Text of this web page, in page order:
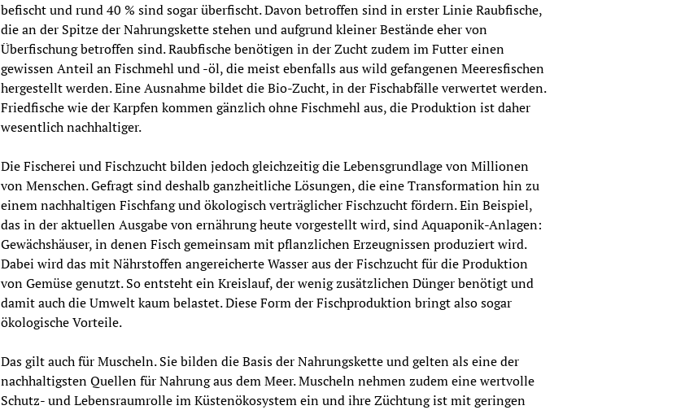
befischt und rund 40 % sind sogar überfischt. Davon betroffen sind in erster Linie Raubfische,
die an der Spitze der Nahrungskette stehen und aufgrund kleiner Bestände eher von
Überfischung betroffen sind. Raubfische benötigen in der Zucht zudem im Futter einen
gewissen Anteil an Fischmehl und -öl, die meist ebenfalls aus wild gefangenen Meeresfischen
hergestellt werden. Eine Ausnahme bildet die Bio-Zucht, in der Fischabfälle verwertet werden.
Friedfische wie der Karpfen kommen gänzlich ohne Fischmehl aus, die Produktion ist daher
wesentlich nachhaltiger.
Die Fischerei und Fischzucht bilden jedoch gleichzeitig die Lebensgrundlage von Millionen
von Menschen. Gefragt sind deshalb ganzheitliche Lösungen, die eine Transformation hin zu
einem nachhaltigen Fischfang und ökologisch verträglicher Fischzucht fördern. Ein Beispiel,
das in der aktuellen Ausgabe von ernährung heute vorgestellt wird, sind Aquaponik-Anlagen:
Gewächshäuser, in denen Fisch gemeinsam mit pflanzlichen Erzeugnissen produziert wird.
Dabei wird das mit Nährstoffen angereicherte Wasser aus der Fischzucht für die Produktion
von Gemüse genutzt. So entsteht ein Kreislauf, der wenig zusätzlichen Dünger benötigt und
damit auch die Umwelt kaum belastet. Diese Form der Fischproduktion bringt also sogar
ökologische Vorteile.
Das gilt auch für Muscheln. Sie bilden die Basis der Nahrungskette und gelten als eine der
nachhaltigsten Quellen für Nahrung aus dem Meer. Muscheln nehmen zudem eine wertvolle
Schutz- und Lebensraumrolle im Küstenökosystem ein und ihre Züchtung ist mit geringen